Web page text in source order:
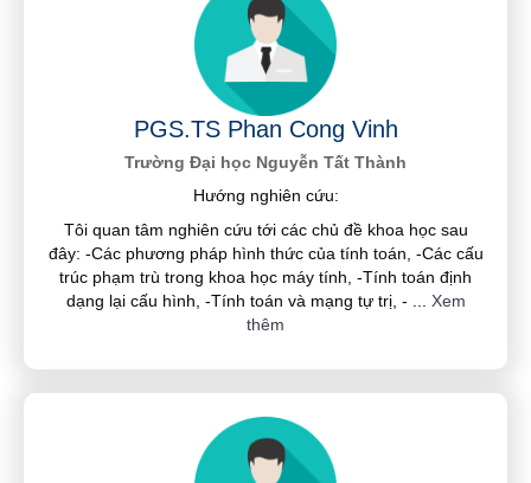
PGS.TS Phan Cong Vinh
Trường Đại học Nguyễn Tất Thành
Hướng nghiên cứu:
Tôi quan tâm nghiên cứu tới các chủ đề khoa học sau
đây: -Các phương pháp hình thức của tính toán, -Các cấu
trúc phạm trù trong khoa học máy tính, -Tính toán định
dạng lại cấu hình, -Tính toán và mạng tự trị, -
Xem
thêm